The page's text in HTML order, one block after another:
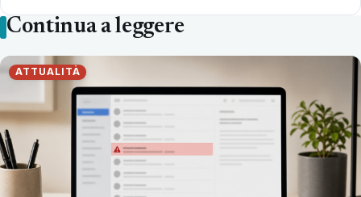
Continua a leggere
ATTUALITÀ